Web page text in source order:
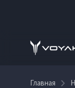
Главная